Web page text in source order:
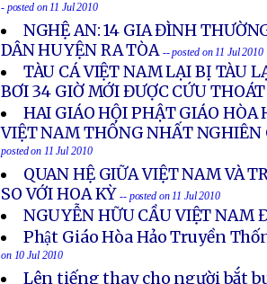
- posted on 11 Jul 2010
NGHỆ AN: 14 GIA ĐÌNH
DÂN HUYỆN RA TÒA -- posted on 11 Jul 2010
TÀU CÁ VIỆT NAM LẠI BỊ TÀU
BƠI 34 GIỜ MỚI ĐƯỢC CỨU
HAI GIÁO HỘI PHẬT GIÁO HÒA
VIỆT NAM THỐNG NHẤT
posted on 11 Jul 2010
QUAN HỆ GIỮA VIỆT NAM VÀ
SO VỚI HOA KỲ-- posted on 11 Jul 2010
NGUYỄN HỮU CẦU VIỆT NAM
Phật Giáo Hòa Hảo Truyền
on 10 Jul 2010
Lên tiếng thay cho người bắt